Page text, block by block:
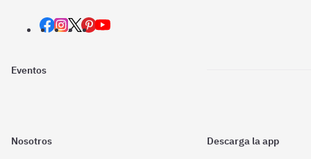
Eventos
Nosotros Descarga la app